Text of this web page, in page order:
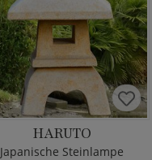
HARUTO
Japanische Steinlampe